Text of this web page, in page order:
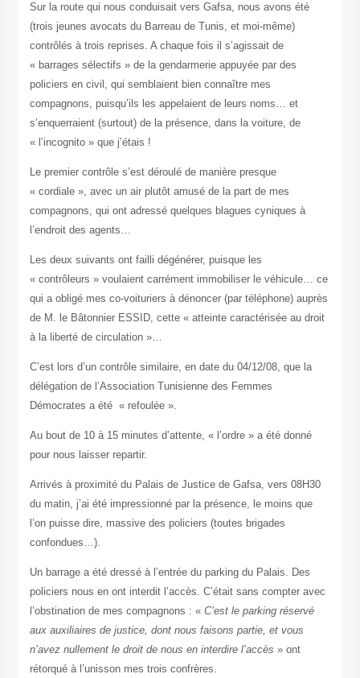
Sur la route qui nous conduisait vers Gafsa, nous avons été
(trois jeunes avocats du Barreau de Tunis, et moi-même)
contrôlés à trois reprises. A chaque fois il s’agissait de
« barrages sélectifs » de la gendarmerie appuyée par des
policiers en civil, qui semblaient bien connaître mes
compagnons, puisqu’ils les appelaient de leurs noms… et
s’enquerraient (surtout) de la présence, dans la voiture, de
« l’incognito » que j’étais !
Le premier contrôle s’est déroulé de manière presque
« cordiale », avec un air plutôt amusé de la part de mes
compagnons, qui ont adressé quelques blagues cyniques à
l’endroit des agents…
Les deux suivants ont failli dégénérer, puisque les
« contrôleurs » voulaient carrément immobiliser le véhicule… ce
qui a obligé mes co-voituriers à dénoncer (par téléphone) auprès
de M. le Bâtonnier ESSID, cette « atteinte caractérisée au droit
à la liberté de circulation »…
C’est lors d’un contrôle similaire, en date du 04/12/08, que la
délégation de l’Association Tunisienne des Femmes
Démocrates a été « refoulée ».
Au bout de 10 à 15 minutes d’attente, « l’ordre » a été donné
pour nous laisser repartir.
Arrivés à proximité du Palais de Justice de Gafsa, vers 08H30
du matin, j’ai été impressionné par la présence, le moins que
l’on puisse dire, massive des policiers (toutes brigades
confondues…).
Un barrage a été dressé à l’entrée du parking du Palais. Des
policiers nous en ont interdit l’accès. C’était sans compter avec
l’obstination de mes compagnons : « C’est le parking réservé
aux auxiliaires de justice, dont nous faisons partie, et vous
n’avez nullement le droit de nous en interdire l’accès » ont
rétorqué à l’unisson mes trois confrères.